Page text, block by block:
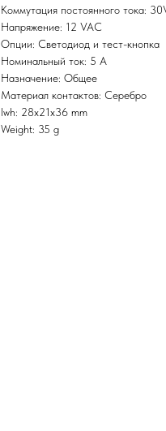
Коммутация постоянного тока:
Напряжение: 12 VAC
Опции: Светодиод и тест-кнопка
Номинальный ток: 5 А
Назначение: Общее
Материал контактов: Серебро
lwh: 28x21x36 mm
Weight: 35 g